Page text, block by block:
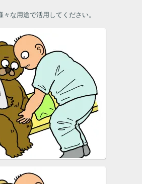
な用途で活用してください。